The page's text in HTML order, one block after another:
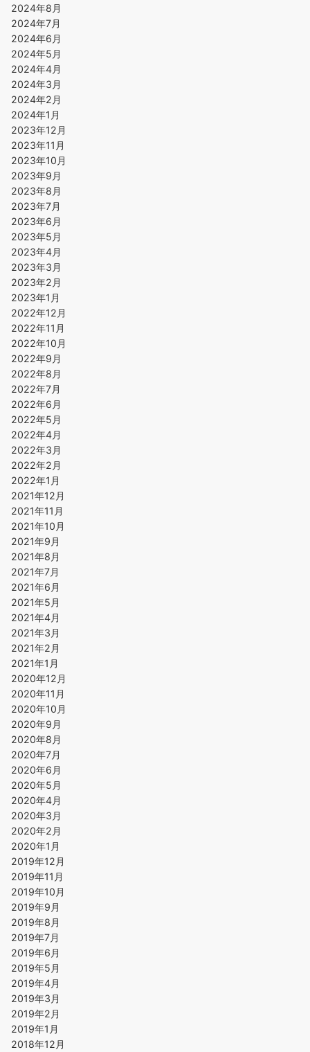
2024年8月
2024年7月
2024年6月
2024年5月
2024年4月
2024年3月
2024年2月
2024年1月
2023年12月
2023年11月
2023年10月
2023年9月
2023年8月
2023年7月
2023年6月
2023年5月
2023年4月
2023年3月
2023年2月
2023年1月
2022年12月
2022年11月
2022年10月
2022年9月
2022年8月
2022年7月
2022年6月
2022年5月
2022年4月
2022年3月
2022年2月
2022年1月
2021年12月
2021年11月
2021年10月
2021年9月
2021年8月
2021年7月
2021年6月
2021年5月
2021年4月
2021年3月
2021年2月
2021年1月
2020年12月
2020年11月
2020年10月
2020年9月
2020年8月
2020年7月
2020年6月
2020年5月
2020年4月
2020年3月
2020年2月
2020年1月
2019年12月
2019年11月
2019年10月
2019年9月
2019年8月
2019年7月
2019年6月
2019年5月
2019年4月
2019年3月
2019年2月
2019年1月
2018年12月